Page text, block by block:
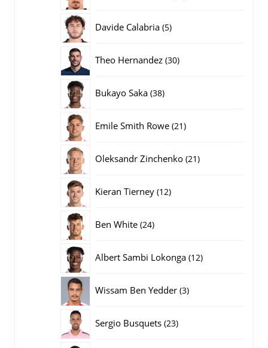
Davide Calabria 55
Theo Hernandez 3030
Bukayo Saka 3838
Emile Smith Rowe 2121
Oleksandr Zinchenko 2121
Kieran Tierney 1212
Ben White 2424
Albert Sambi Lokonga 1212
Wissam Ben Yedder 33
Sergio Busquets 2323